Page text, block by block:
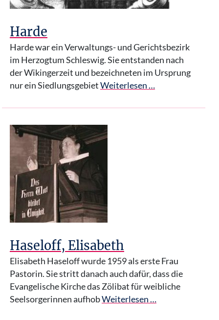
Harde
Harde war ein Verwaltungs- und Gerichtsbezirk
im Herzogtum Schleswig. Sie entstanden nach
der Wikingerzeit und bezeichneten im Ursprung
nur ein SiedlungsgebietWeiterlesen …
Haseloff, Elisabeth
Elisabeth Haseloff wurde 1959 als erste Frau
Pastorin. Sie stritt danach auch dafür, dass die
Evangelische Kirche das Zölibat für weibliche
Seelsorgerinnen aufhobWeiterlesen …